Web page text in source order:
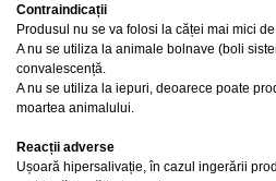
Contraindicații
Produsul nu se va folosi la căței mai mici de
A nu se utiliza la animale bolnave (boli
convalescență.
A nu se utiliza la iepuri, deoarece poate
moartea animalului.
Reacții adverse
Ușoară hipersalivație, în cazul ingerării